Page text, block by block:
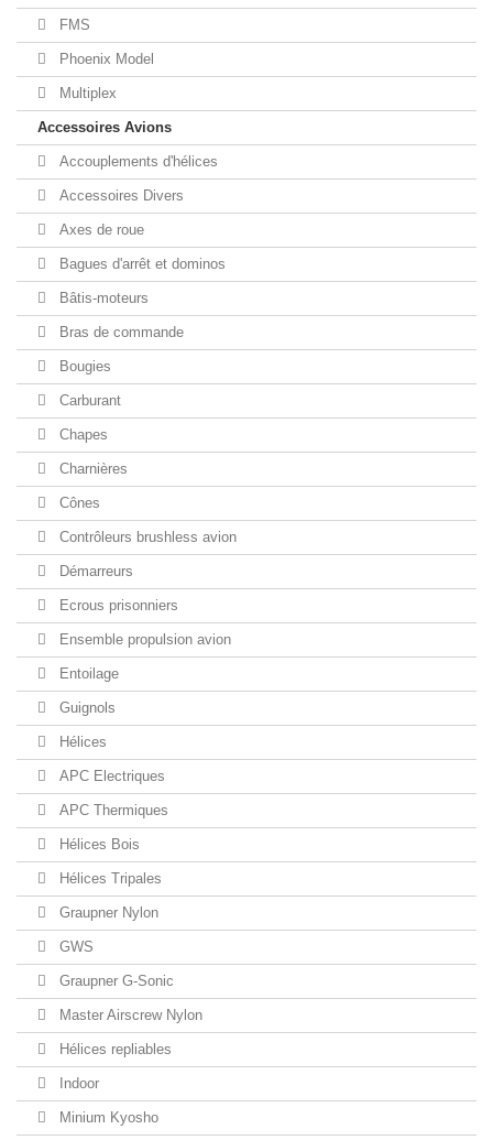
FMS
Phoenix Model
Multiplex
Accessoires Avions
Accouplements d'hélices
Accessoires Divers
Axes de roue
Bagues d'arrêt et dominos
Bâtis-moteurs
Bras de commande
Bougies
Carburant
Chapes
Charnières
Cônes
Contrôleurs brushless avion
Démarreurs
Ecrous prisonniers
Ensemble propulsion avion
Entoilage
Guignols
Hélices
APC Electriques
APC Thermiques
Hélices Bois
Hélices Tripales
Graupner Nylon
GWS
Graupner G-Sonic
Master Airscrew Nylon
Hélices repliables
Indoor
Minium Kyosho